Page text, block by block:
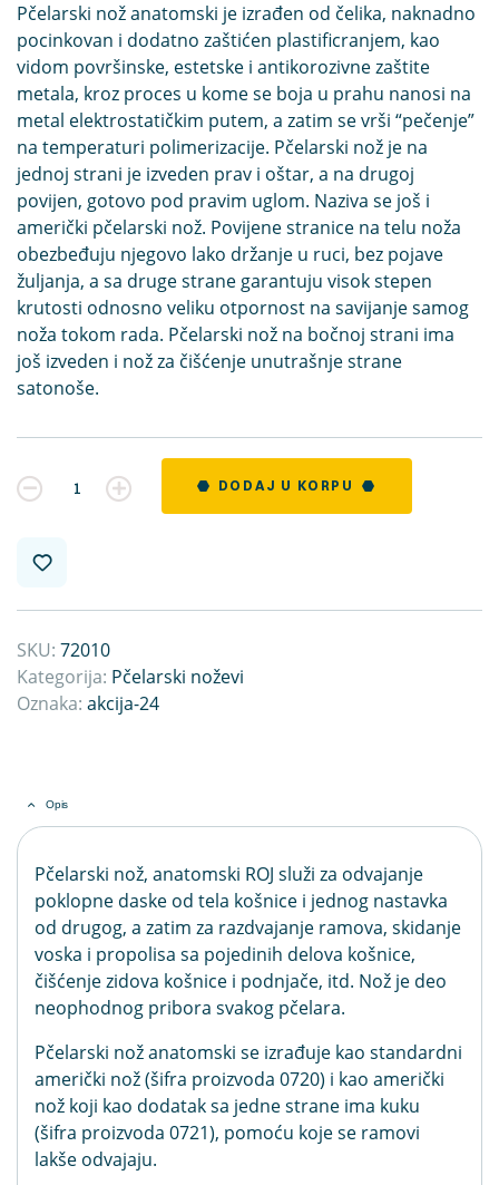
Pčelarski nož anatomski je izrađen od čelika, naknadno
pocinkovan i dodatno zaštićen plastificranjem, kao
vidom površinske, estetske i antikorozivne zaštite
metala, kroz proces u kome se boja u prahu nanosi na
metal elektrostatičkim putem, a zatim se vrši “pečenje”
na temperaturi polimerizacije. Pčelarski nož je na
jednoj strani je izveden prav i oštar, a na drugoj
povijen, gotovo pod pravim uglom. Naziva se još i
američki pčelarski nož. Povijene stranice na telu noža
obezbeđuju njegovo lako držanje u ruci, bez pojave
žuljanja, a sa druge strane garantuju visok stepen
krutosti odnosno veliku otpornost na savijanje samog
noža tokom rada. Pčelarski nož na bočnoj strani ima
još izveden i nož za čišćenje unutrašnje strane
satonoše.
Kvantitet DODAJ U KORPU
SKU: 72010
Kategorija: Pčelarski noževi
Oznaka: akcija-24
Opis
Pčelarski nož, anatomski ROJ služi za odvajanje
poklopne daske od tela košnice i jednog nastavka
od drugog, a zatim za razdvajanje ramova, skidanje
voska i propolisa sa pojedinih delova košnice,
čišćenje zidova košnice i podnjače, itd. Nož je deo
neophodnog pribora svakog pčelara.
Pčelarski nož anatomski se izrađuje kao standardni
američki nož (šifra proizvoda 0720) i kao američki
nož koji kao dodatak sa jedne strane ima kuku
(šifra proizvoda 0721), pomoću koje se ramovi
lakše odvajaju.